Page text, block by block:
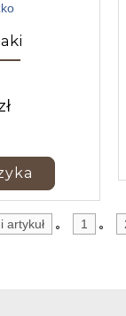
artykuł 1